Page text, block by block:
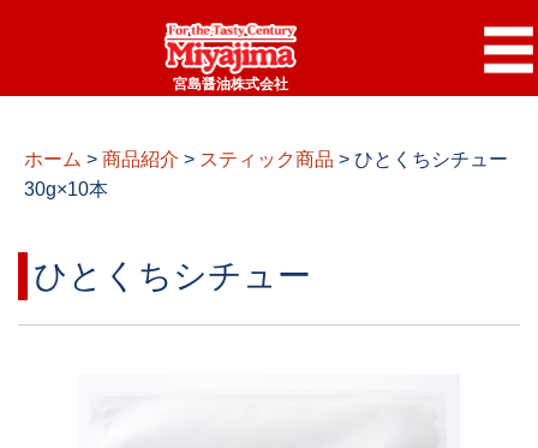
宮島醤油株式会社
ホーム > 商品紹介 > スティック商品 > ひとくちシチュー
30g×10本
ひとくちシチュー